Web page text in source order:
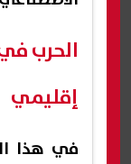
الحرب
إقليمي
في هذا